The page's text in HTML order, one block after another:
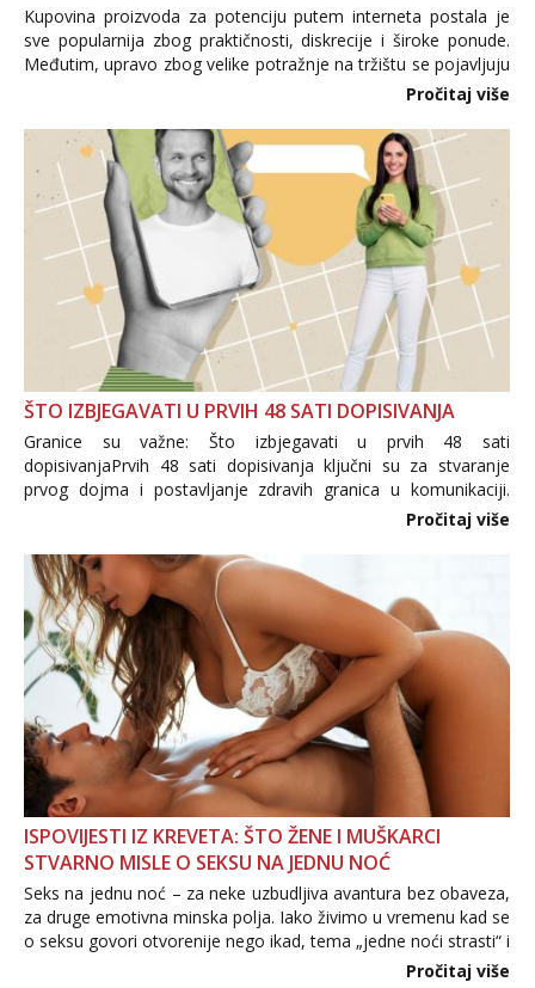
Kupovina proizvoda za potenciju putem interneta postala je
sve popularnija zbog praktičnosti, diskrecije i široke ponude.
Međutim, upravo zbog velike potražnje na tržištu se pojavljuju
i brojni krivotvoreni proizvodi, nepouzdane internetske
Pročitaj više
ŠTO IZBJEGAVATI U PRVIH 48 SATI DOPISIVANJA
Granice su važne: Što izbjegavati u prvih 48 sati
dopisivanjaPrvih 48 sati dopisivanja ključni su za stvaranje
prvog dojma i postavljanje zdravih granica u komunikaciji.
Važno je izbjeći prebrzo otkrivanje osobnih ili intimnih
informacija, jer nepoznata osoba još nije zaslužila to
povjerenje. Takođe...
Pročitaj više
ISPOVIJESTI IZ KREVETA: ŠTO ŽENE I MUŠKARCI
STVARNO MISLE O SEKSU NA JEDNU NOĆ
Seks na jednu noć – za neke uzbudljiva avantura bez obaveza,
za druge emotivna minska polja. Iako živimo u vremenu kad se
o seksu govori otvorenije nego ikad, tema „jedne noći strasti“ i
dalje izaziva burne rasprave. Što zapravo misle žene, a što
Pročitaj više